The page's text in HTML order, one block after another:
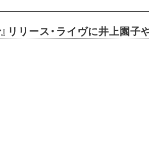
リリース・ライヴに井上園